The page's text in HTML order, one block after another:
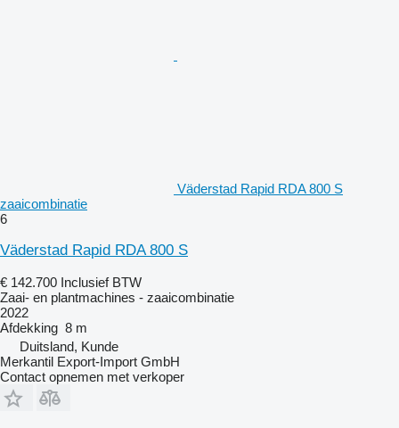
Väderstad Rapid RDA 800 S
zaaicombinatie
6
Väderstad Rapid RDA 800 S
€ 142.700 Inclusief BTW
Zaai- en plantmachines - zaaicombinatie
2022
Afdekking 8 m
Duitsland, Kunde
Merkantil Export-Import GmbH
Contact opnemen met verkoper